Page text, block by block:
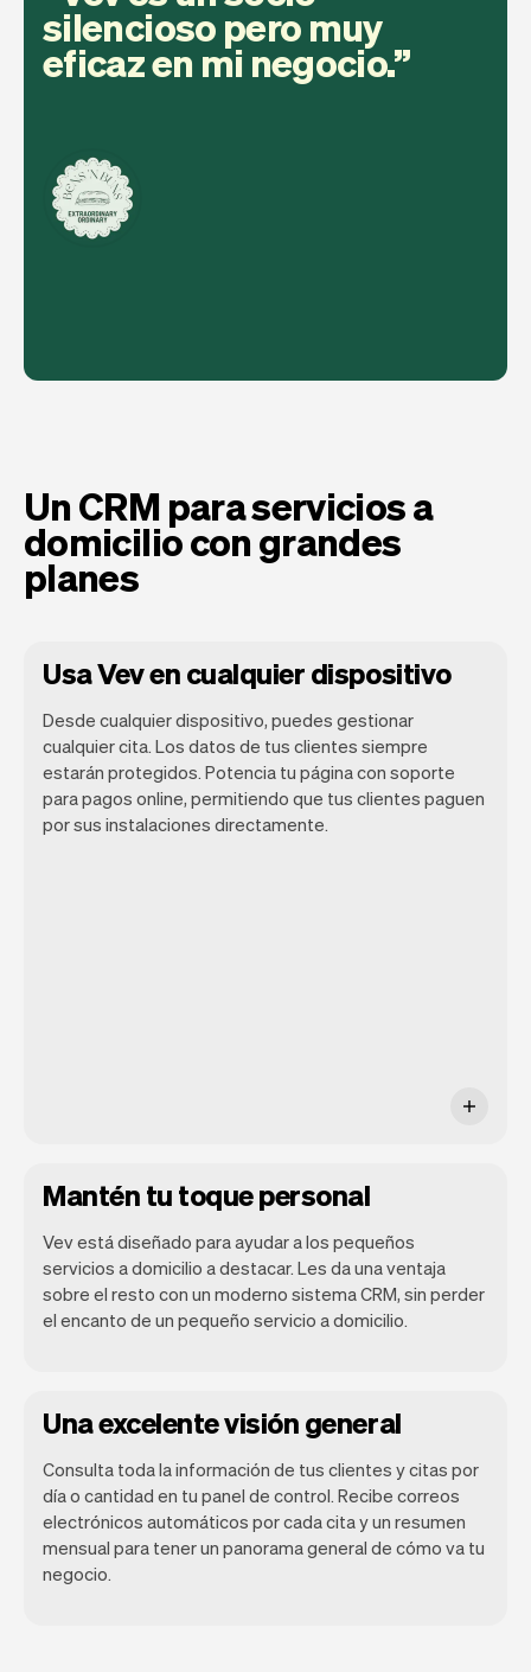
silencioso pero muy
eficaz en mi negocio.
Un CRM para servicios a
domicilio con grandes
planes
Usa Vev en cualquier dispositivo
Desde cualquier dispositivo, puedes gestionar
cualquier cita. Los datos de tus clientes siempre
estarán protegidos. Potencia tu página con soporte
para pagos online, permitiendo que tus clientes paguen
por sus instalaciones directamente.
Vev te permite enfocarte en tu día.
Mantén tu toque personal
Vev está diseñado para ayudar a los pequeños
servicios a domicilio a destacar. Les da una ventaja
sobre el resto con un moderno sistema CRM, sin perder
el encanto de un pequeño servicio a domicilio.
Una excelente visión general
Consulta toda la información de tus clientes y citas por
día o cantidad en tu panel de control. Recibe correos
electrónicos automáticos por cada cita y un resumen
mensual para tener un panorama general de cómo va tu
negocio.